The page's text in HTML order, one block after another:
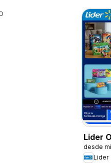
Lider
desde
Lider